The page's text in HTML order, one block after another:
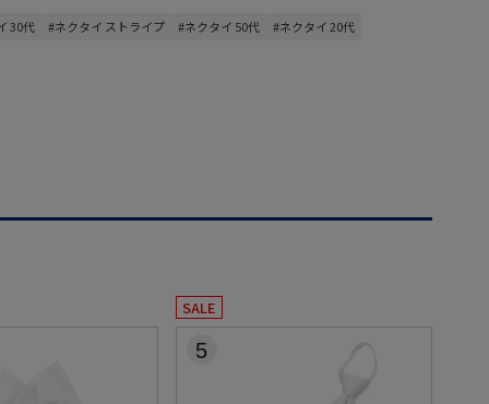
30代 #ネクタイ ストライプ #ネクタイ 50代 #ネクタイ 20代
SALE
5